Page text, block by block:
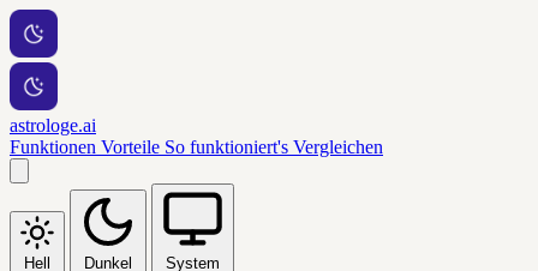
astrologe.ai
Funktionen Vorteile So funktioniert's Vergleichen
Hell Dunkel System